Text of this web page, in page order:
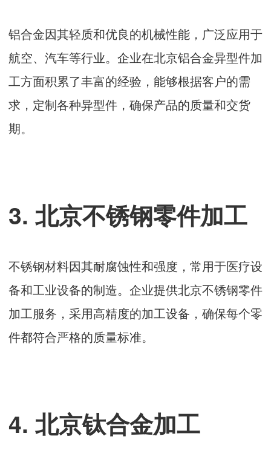
铝合金因其轻质和优良的机械性能，广泛应用于
航空、汽车等行业。企业在北京铝合金异型件加
工方面积累了丰富的经验，能够根据客户的需
求，定制各种异型件，确保产品的质量和交货
期。
3. 北京不锈钢零件加工
不锈钢材料因其耐腐蚀性和强度，常用于医疗设
备和工业设备的制造。企业提供北京不锈钢零件
加工服务，采用高精度的加工设备，确保每个零
件都符合严格的质量标准。
4. 北京钛合金加工